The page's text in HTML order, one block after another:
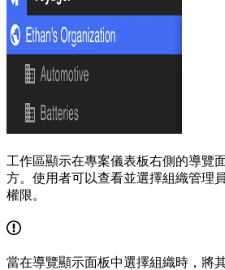
工作區顯示在專案儀表板右側的導覽
方。使用者可以查看並選擇組織管理
權限。
當在導覽顯示面板中選擇組織時，將